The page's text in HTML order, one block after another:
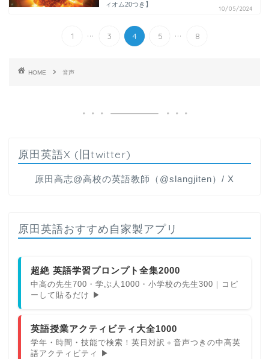
ィオム20つき】
10/05/2024
1 ... 3 4 5 ... 8
HOME 音声
原田英語X (旧twitter)
原田高志@高校の英語教師（@slangjiten）/ X
原田英語おすすめ自家製アプリ
超絶 英語学習プロンプト全集2000
中高の先生700・学ぶ人1000・小学校の先生300｜コピ
ーして貼るだけ ▶
英語授業アクティビティ大全1000
学年・時間・技能で検索！英日対訳＋音声つきの中高英
語アクティビティ ▶